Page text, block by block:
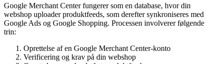
Google Merchant Center fungerer som en database, hvor din
webshop uploader produktfeeds, som derefter synkroniseres med
Google Ads og Google Shopping. Processen involverer følgende
trin:
Oprettelse af en Google Merchant Center-konto
Verificering og krav på din webshop